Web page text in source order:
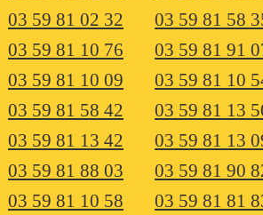
03 59 81 02 32
03 59 81 58
03 59 81 10 76
03 59 81 91
03 59 81 10 09
03 59 81 10
03 59 81 58 42
03 59 81 13
03 59 81 13 42
03 59 81 13
03 59 81 88 03
03 59 81 90
03 59 81 10 58
03 59 81 81